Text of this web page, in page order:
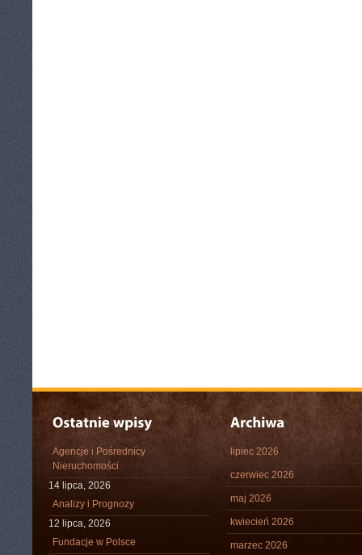
Agencje i Pośrednicy
Nieruchomości
14 lipca, 2026
Analizy i Prognozy
12 lipca, 2026
Fundacje w Polsce
lipiec 2026
czerwiec 2026
maj 2026
kwiecień 2026
marzec 2026